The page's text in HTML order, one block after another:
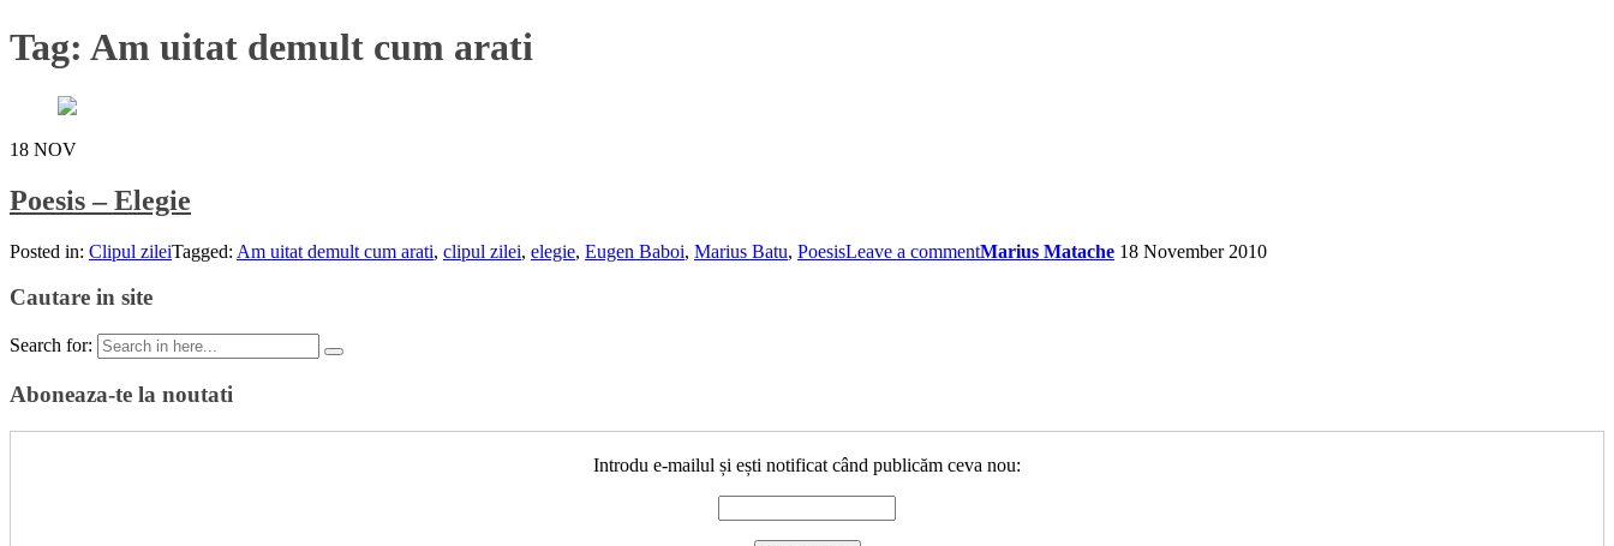
Tag: Am uitat demult cum arati
18 NOV
Poesis – Elegie
Posted in: Clipul zileiTagged: Am uitat demult cum arati, clipul zilei, elegie, Eugen Baboi, Marius Batu, PoesisLeave a commentMarius Matache 18 November 2010
Cautare in site
Search for:
Aboneaza-te la noutati
Introdu e-mailul și ești notificat când publicăm ceva nou: